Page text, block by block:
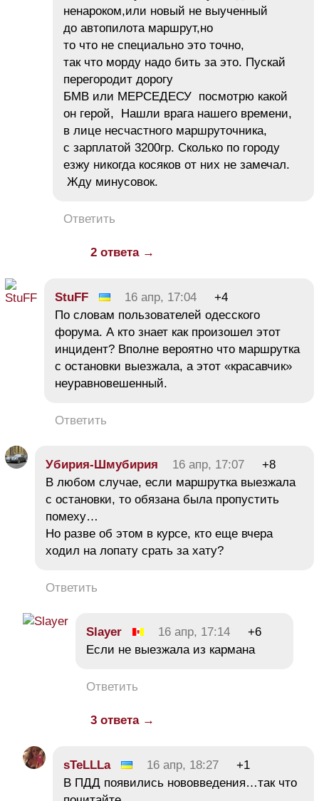
ненароком,или новый не выученный
до автопилота маршрут,но
то что не специально это точно,
так что морду надо бить за это. Пускай
перегородит дорогу
БМВ или МЕРСЕДЕСУ посмотрю какой
он герой, Нашли врага нашего времени,
в лице несчастного маршруточника,
с зарплатой 3200гр. Сколько по городу
езжу никогда косяков от них не замечал.
Жду минусовок.
Ответить
2 ответа →
StuFF 16 апр, 17:04
+4
По словам пользователей одесского
форума. А кто знает как произошел этот
инцидент? Вполне вероятно что маршрутка
с остановки выезжала, а этот «красавчик»
неуравновешенный.
Ответить
Убирия-Шмубирия 16 апр, 17:07
+8
В любом случае, если маршрутка выезжала
с остановки, то обязана была пропустить
помеху…
Но разве об этом в курсе, кто еще вчера
ходил на лопату срать за хату?
Ответить
Slayer 16 апр, 17:14
+6
Если не выезжала из кармана
Ответить
3 ответа →
sTeLLLa 16 апр, 18:27
+1
В ПДД появились нововведения…так что